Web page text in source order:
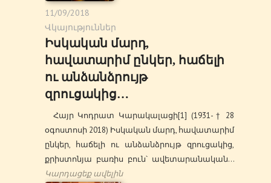
11/09/2018
Վկայություններ
Իսկական մարդ,
հավատարիմ ընկեր, հաճելի
ու անձանձրույթ
զրուցակից…
Հայր Կոդրատ Կարակալացի[1] (1931-† 28
օգոստոսի 2018) Իսկական մարդ, հավատարիմ
ընկեր, հաճելի ու անձանձրույթ զրուցակից,
քրիստոնյա բառիս բուն՝ ավետարանական…
Կարդացեք ավելին